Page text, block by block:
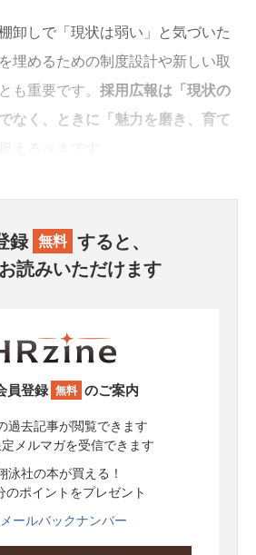
卸しで「現状は弱い」と気づいた
埋めるための制度設計や新しい取
も重要です。 採用広報は「現状の
なく、ときに「魅力を磨き、育て
録 無料 すると、
読みいただけます
員登録 無料 のご案内
過去記事が閲覧できます
定メルマガを受信できます
泳社の本が買える！
のポイントをプレゼント
メールバックナンバー